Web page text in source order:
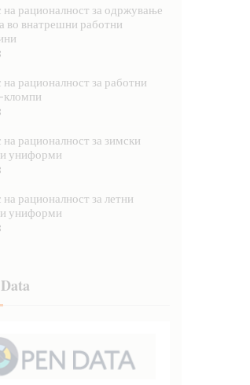
на рационалност за одржување
во внатрешни работни
рационалност за работни
кломпи
рационалност за зимски
униформи
рационалност за летни
униформи